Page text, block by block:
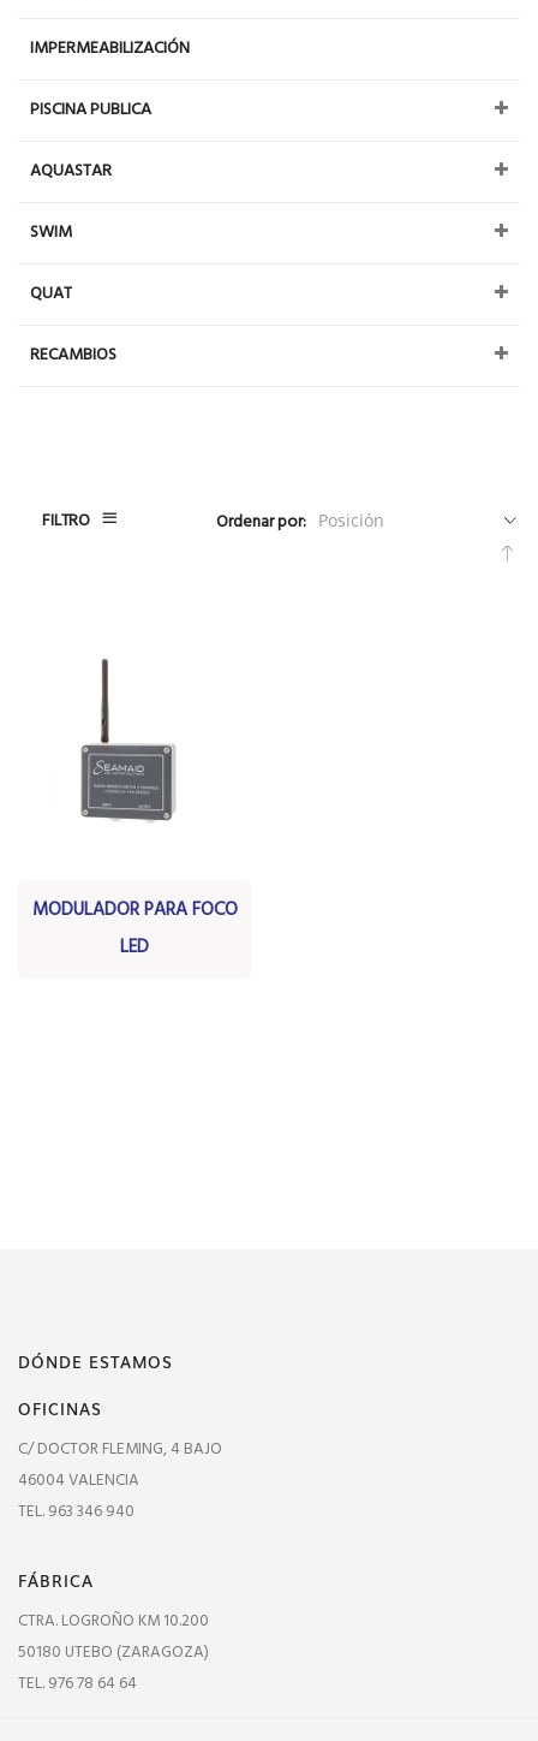
FILTRO
Ordenar por:
MODULADOR PARA FOCO
LED
IMPERMEABILIZACIÓN
PISCINA PUBLICA
AQUASTAR
SWIM
QUAT
RECAMBIOS
DÓNDE ESTAMOS
OFICINAS
C/ DOCTOR FLEMING, 4 BAJO
46004 VALENCIA
TEL. 963 346 940
FÁBRICA
CTRA. LOGROÑO KM 10.200
50180 UTEBO (ZARAGOZA)
TEL. 976 78 64 64